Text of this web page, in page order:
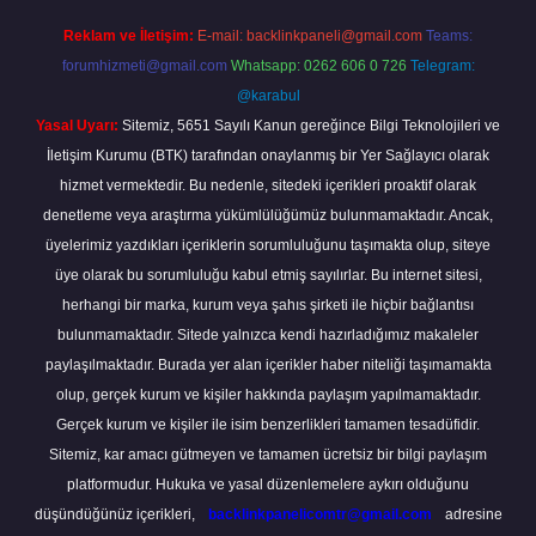
Reklam ve İletişim: E-mail: backlinkpaneli@gmail.com Teams:
forumhizmeti@gmail.com Whatsapp: 0262 606 0 726 Telegram:
@karabul
Yasal Uyarı: Sitemiz, 5651 Sayılı Kanun gereğince Bilgi Teknolojileri ve
İletişim Kurumu (BTK) tarafından onaylanmış bir Yer Sağlayıcı olarak
hizmet vermektedir. Bu nedenle, sitedeki içerikleri proaktif olarak
denetleme veya araştırma yükümlülüğümüz bulunmamaktadır. Ancak,
üyelerimiz yazdıkları içeriklerin sorumluluğunu taşımakta olup, siteye
üye olarak bu sorumluluğu kabul etmiş sayılırlar. Bu internet sitesi,
herhangi bir marka, kurum veya şahıs şirketi ile hiçbir bağlantısı
bulunmamaktadır. Sitede yalnızca kendi hazırladığımız makaleler
paylaşılmaktadır. Burada yer alan içerikler haber niteliği taşımamakta
olup, gerçek kurum ve kişiler hakkında paylaşım yapılmamaktadır.
Gerçek kurum ve kişiler ile isim benzerlikleri tamamen tesadüfidir.
Sitemiz, kar amacı gütmeyen ve tamamen ücretsiz bir bilgi paylaşım
platformudur. Hukuka ve yasal düzenlemelere aykırı olduğunu
düşündüğünüz içerikleri,
backlinkpanelicomtr@gmail.com adresine